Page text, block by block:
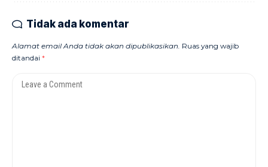
Tidak ada komentar
Alamat email Anda tidak akan dipublikasikan. Ruas yang wajib
ditandai *